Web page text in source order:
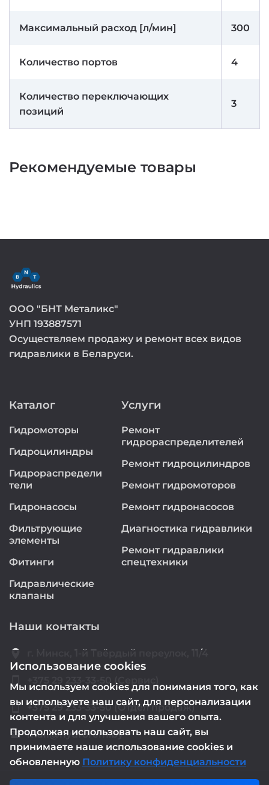
Максимальный расход [л/мин] 300
Количество портов 4
Количество переключающих
позиций
3
Рекомендуемые товары
ООО "БНТ Металикс"
УНП 193887571
Осуществляем продажу и ремонт всех видов
гидравлики в Беларуси.
Каталог
Гидромоторы
Гидроцилиндры
Гидрораспредели
тели
Гидронасосы
Фильтрующие
элементы
Фитинги
Гидравлические
клапаны
Услуги
Ремонт
гидрораспределителей
Ремонт гидроцилиндров
Ремонт гидромоторов
Ремонт гидронасосов
Диагностика гидравлики
Ремонт гидравлики
спецтехники
Наши контакты
location_on г. Минск, 1-й Твёрдый переулок, 11/4
smartphone +375 29 233-33-50 (Сервис)
smartphone +375 29 233-33-50 (Отдел продаж)
email mail@hydrorem.by
Использование cookies
Мы используем cookies для понимания того, как
вы используете наш сайт, для персонализации
контента и для улучшения вашего опыта.
Продолжая использовать наш сайт, вы
принимаете наше использование cookies и
обновленную Политику конфиденциальности